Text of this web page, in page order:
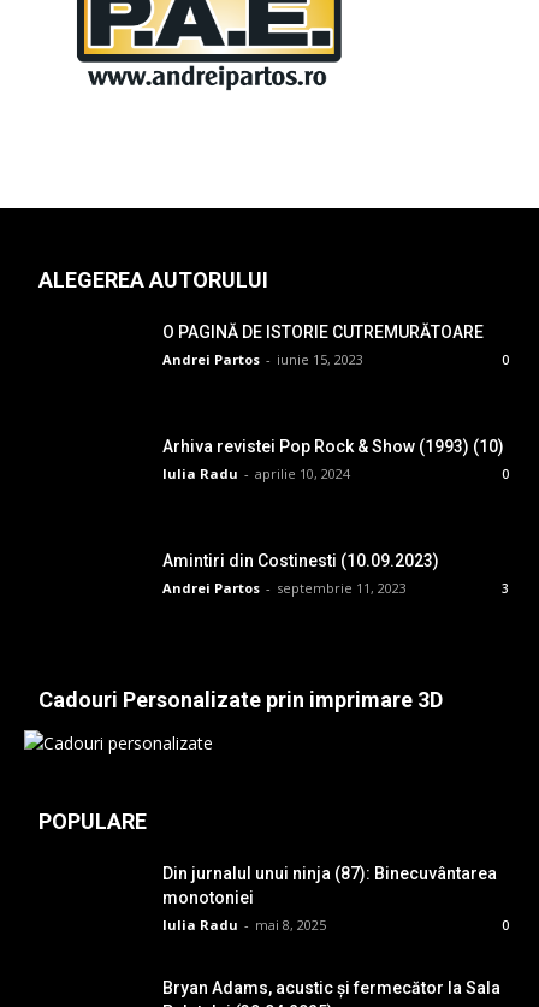
ALEGEREA AUTORULUI
O PAGINĂ DE ISTORIE CUTREMURĂTOARE
Andrei Partos - iunie 15, 2023 0
Arhiva revistei Pop Rock & Show (1993) (10)
Iulia Radu - aprilie 10, 2024 0
Amintiri din Costinesti (10.09.2023)
Andrei Partos - septembrie 11, 2023 3
Cadouri Personalizate prin imprimare 3D
POPULARE
Din jurnalul unui ninja (87): Binecuvântarea
monotoniei
Iulia Radu - mai 8, 2025 0
Bryan Adams, acustic și fermecător la Sala